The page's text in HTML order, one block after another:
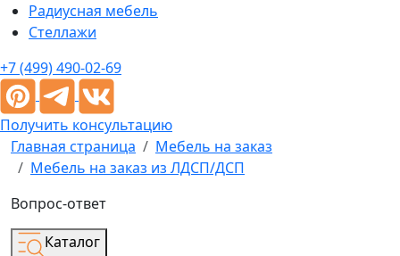
Радиусная мебель
Стеллажи
+7 (499) 490-02-69
Получить консультацию
Главная страница
Мебель на заказ
Мебель на заказ из ЛДСП/ДСП
Вопрос-ответ
Каталог